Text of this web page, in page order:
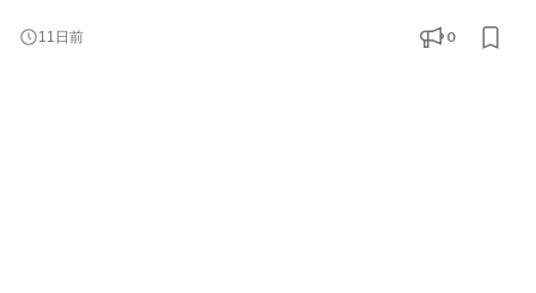
います。 そのため、以下のようなマルチプロダクトを展開し、あ
らゆるニーズに応える「All-in-One 建設DX Platformer」を目指し
11日前 0